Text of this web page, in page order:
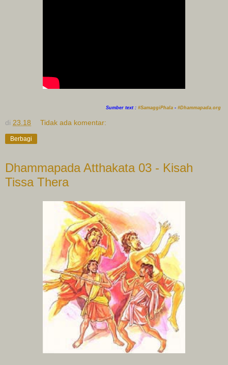
Sumber text : #SamaggiPhala - #Dhammapada.org
di 23.18 Tidak ada komentar:
Berbagi
Dhammapada Atthakata 03 - Kisah
Tissa Thera